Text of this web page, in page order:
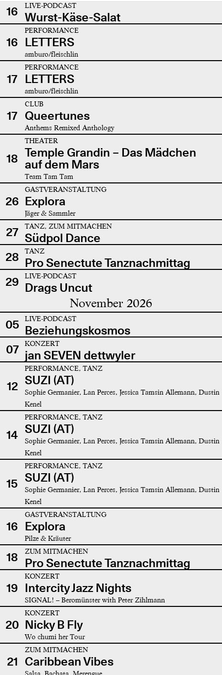
16 LIVE-PODCAST
Wurst-Käse-Salat
16
PERFORMANCE
LETTERS
amburo/fleischlin
17
PERFORMANCE
LETTERS
amburo/fleischlin
17
CLUB
Queertunes
Anthems Remixed Anthology
18
THEATER
Temple Grandin – Das Mädchen
auf dem Mars
Team Tam Tam
26
GASTVERANSTALTUNG
Explora
Jäger & Sammler
27 TANZ, ZUM MITMACHEN
Südpol Dance
28
TANZ
Pro Senectute Tanznachmittag
29
LIVE-PODCAST
Drags Uncut
November 2026
05 LIVE-PODCAST
Beziehungskosmos
07
KONZERT
jan SEVEN dettwyler
12
PERFORMANCE, TANZ
SUZI (AT)
Sophie Germanier, Lan Perces, Jessica Tamsin Allemann, Dustin
Kenel
14
PERFORMANCE, TANZ
SUZI (AT)
Sophie Germanier, Lan Perces, Jessica Tamsin Allemann, Dustin
Kenel
15
PERFORMANCE, TANZ
SUZI (AT)
Sophie Germanier, Lan Perces, Jessica Tamsin Allemann, Dustin
Kenel
16
GASTVERANSTALTUNG
Explora
Pilze & Kräuter
18 ZUM MITMACHEN
Pro Senectute Tanznachmittag
19
KONZERT
Intercity Jazz Nights
SIGNAL! – Beromünster with Peter Zihlmann
20
KONZERT
Nicky B Fly
Wo chumi her Tour
21
ZUM MITMACHEN
Caribbean Vibes